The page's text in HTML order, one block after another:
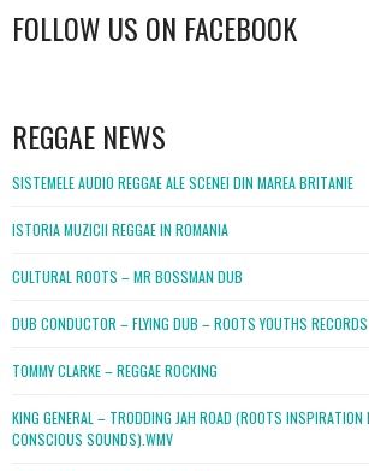
FOLLOW US ON FACEBOOK
REGGAE NEWS
SISTEMELE AUDIO REGGAE ALE SCENEI DIN MAREA BRITANIE
ISTORIA MUZICII REGGAE IN ROMANIA
CULTURAL ROOTS – MR BOSSMAN DUB
DUB CONDUCTOR – FLYING DUB – ROOTS YOUTHS RECORDS
TOMMY CLARKE – REGGAE ROCKING
KING GENERAL – TRODDING JAH ROAD (ROOTS INSPIRATION
CONSCIOUS SOUNDS).WMV